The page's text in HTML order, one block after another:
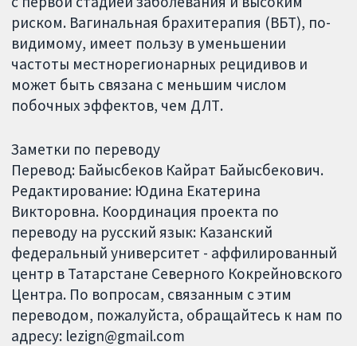
риском. Вагинальная брахитерапия (ВБТ), по-
видимому, имеет пользу в уменьшении
частоты местнорегионарных рецидивов и
может быть связана с меньшим числом
побочных эффектов, чем ДЛТ.
Заметки по переводу
Перевод: Байысбеков Кайрат Байысбекович.
Редактирование: Юдина Екатерина
Викторовна. Координация проекта по
переводу на русский язык: Казанский
федеральный университет - аффилированный
центр в Татарстане Северного Кокрейновского
Центра. По вопросам, связанным с этим
переводом, пожалуйста, обращайтесь к нам по
адресу: lezign@gmail.com